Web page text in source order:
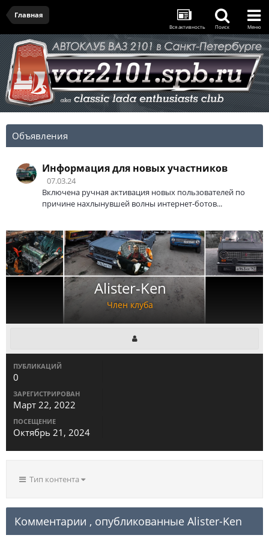
Главная
Вся активность Поиск Меню
Объявления
Информация для новых участников
07.03.24
Включена ручная активация новых пользователей по
причине нахлынувшей волны интернет-ботов...
Alister-Ken
Член клуба
ПУБЛИКАЦИЙ
0
ЗАРЕГИСТРИРОВАН
Март 22, 2022
ПОСЕЩЕНИЕ
Октябрь 21, 2024
Тип контента
Комментарии , опубликованные Alister-Ken